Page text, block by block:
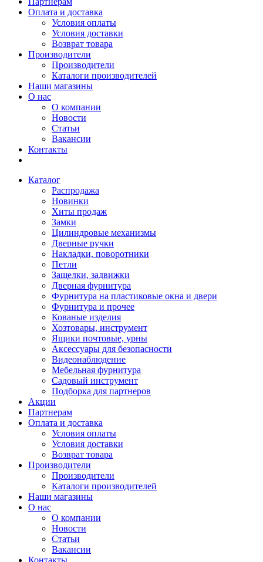
Оплата и доставка
Условия оплаты
Условия доставки
Возврат товара
Производители
Производители
Каталоги производителей
Наши магазины
О нас
О компании
Новости
Статьи
Вакансии
Контакты
Каталог
Распродажа
Новинки
Хиты продаж
Замки
Цилиндровые механизмы
Дверные ручки
Накладки, поворотники
Петли
Защелки, задвижки
Дверная фурнитура
Фурнитура на пластиковые окна и двери
Фурнитура и прочее
Кованые изделия
Хозтовары, инструмент
Ящики почтовые, урны
Аксессуары для безопасности
Видеонаблюдение
Мебельная фурнитура
Садовый инструмент
Подборка для партнеров
Акции
Партнерам
Оплата и доставка
Условия оплаты
Условия доставки
Возврат товара
Производители
Производители
Каталоги производителей
Наши магазины
О нас
О компании
Новости
Статьи
Вакансии
Контакты